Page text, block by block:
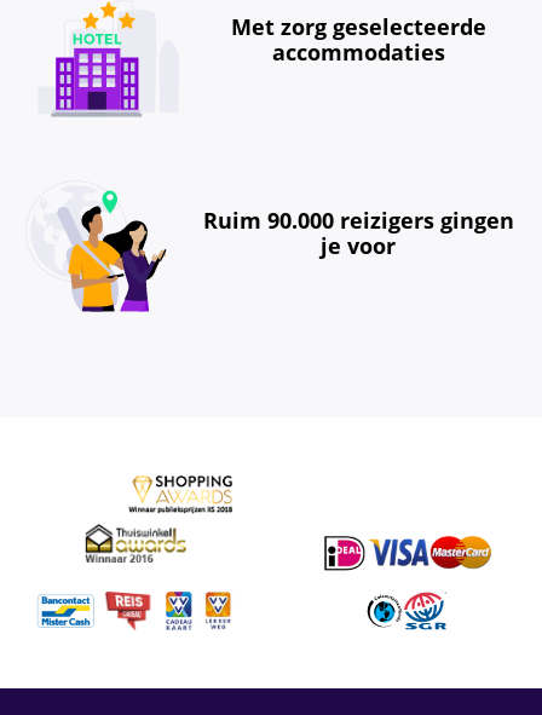
Met zorg geselecteerde
accommodaties
Ruim 90.000 reizigers gingen
je voor